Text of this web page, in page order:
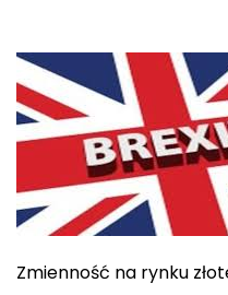
Zmienność na rynku